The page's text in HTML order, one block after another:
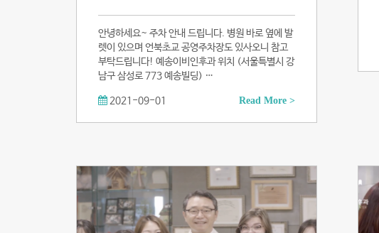
안녕하세요~ 주차 안내 드립니다. 병원 바로 옆에 발
렛이 있으며 언북초교 공영주차장도 있사오니 참고
부탁드립니다! 예송이비인후과 위치 (서울특별시 강
남구 삼성로 773 예송빌딩) …
2021-09-01 Read More >